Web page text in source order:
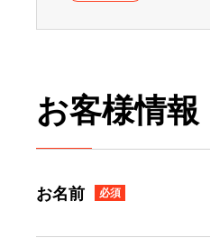
お客様情報
お名前 必須